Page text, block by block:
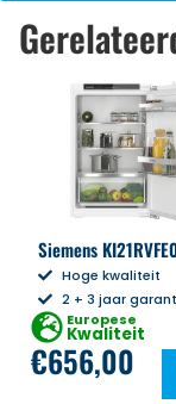
Siemens
Hoge kwaliteit
2 + 3 jaar
Europese
Kwaliteit
€656,00